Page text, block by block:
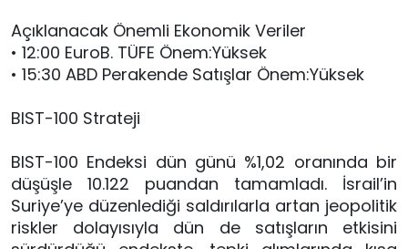
Açıklanacak Önemli Ekonomik Veriler
• 12:00 EuroB. TÜFE Önem:Yüksek
• 15:30 ABD Perakende Satışlar Önem:Yüksek
BIST-100 Strateji
BIST-100 Endeksi dün günü %1,02 oranında bir
düşüşle 10.122 puandan tamamladı. İsrail’in
Suriye’ye düzenlediği saldırılarla artan jeopolitik
riskler dolayısıyla dün de satışların etkisini